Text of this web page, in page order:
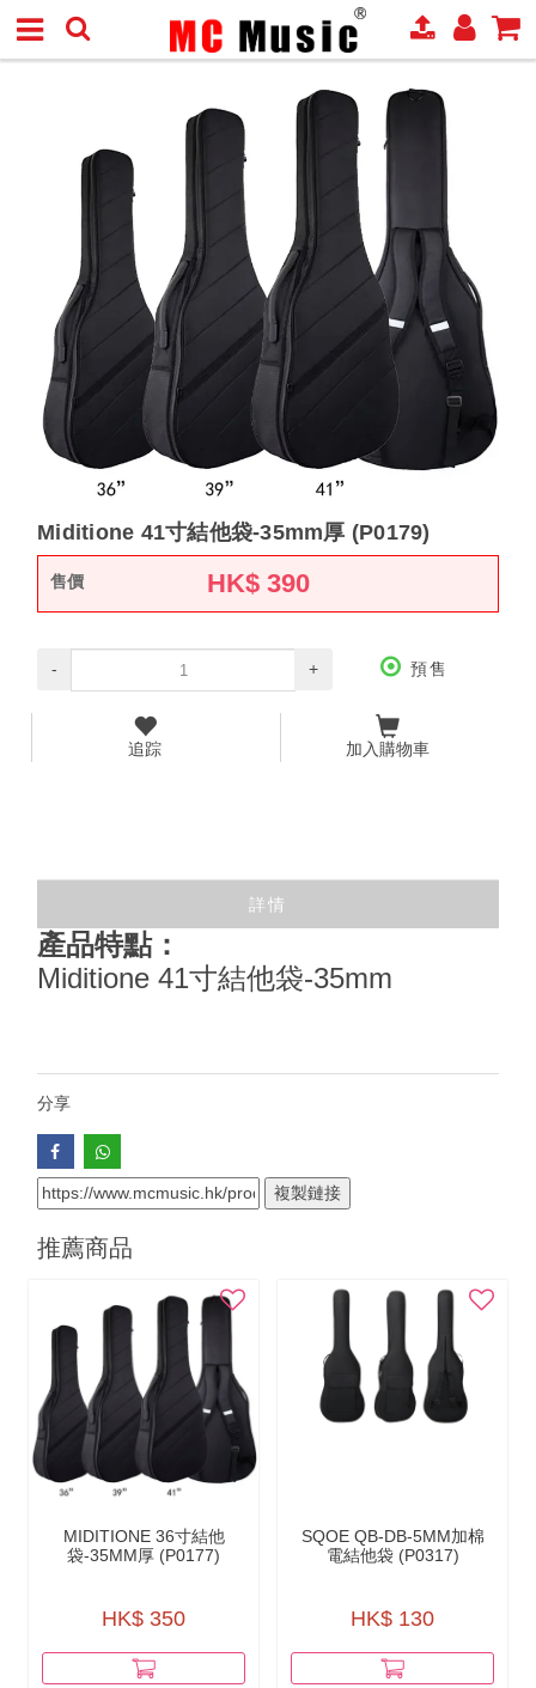
Miditione 41寸結他袋-35mm厚 (P0179)
售價 HK$390
- + 預售
追踪 加入購物車
詳情
產品特點：
Miditione 41寸結他袋-35mm
分享
複製鏈接
推薦商品
MIDITIONE 36寸結他
袋-35MM厚 (P0177)
HK$ 350
SQOE QB-DB-5MM加棉
電結他袋 (P0317)
HK$ 130